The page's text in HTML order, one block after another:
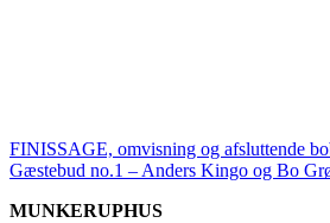
FINISSAGE, omvisning og afsluttende
Gæstebud no.1 – Anders Kingo og Bo
MUNKERUPHUS